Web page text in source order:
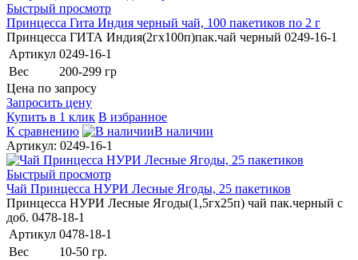
Быстрый просмотр
Принцесса Гита Индия черный чай, 100 пакетиков по 2 г
Принцесса ГИТА Индия(2гх100п)пак.чай черный 0249-16-1
Артикул 0249-16-1
Вес
200-299 гр
Цена по запросу
Запросить цену
Купить в 1 клик В избранное
К сравнению
В наличии
Артикул: 0249-16-1
Быстрый просмотр
Чай Принцесса НУРИ Лесные Ягоды, 25 пакетиков
Принцесса НУРИ Лесные Ягоды(1,5гх25п) чай пак.черный с
доб. 0478-18-1
Артикул 0478-18-1
Вес
10-50 гр.